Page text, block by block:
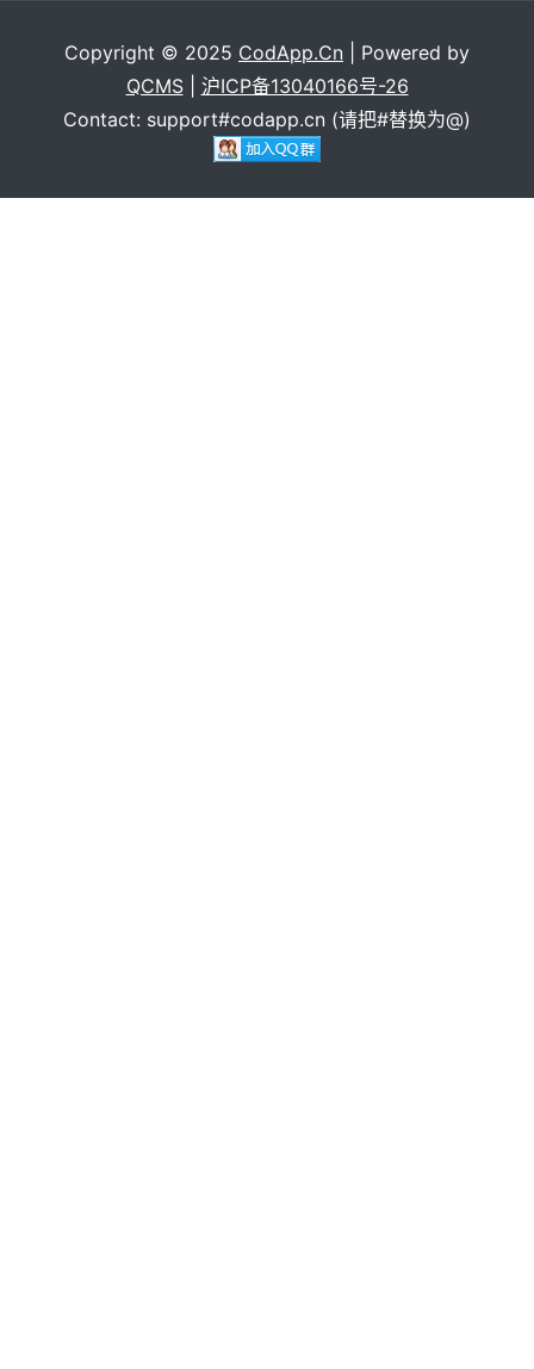
Copyright © 2025 CodApp.Cn | Powered by
QCMS| 沪ICP备13040166号-26
Contact: support#codapp.cn (请把#替换为@)